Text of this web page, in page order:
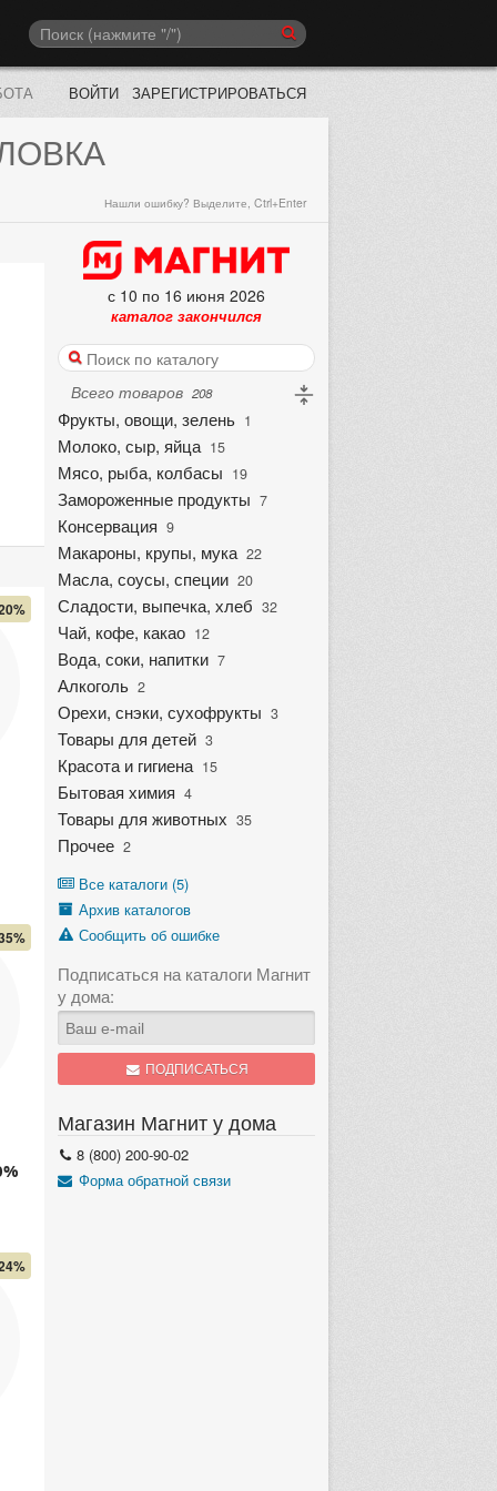
ВОЙТИ ЗАРЕГИСТРИРОВАТЬСЯ
Нашли ошибку? Выделите, Ctrl+Enter
с 10 по 16 июня 2026
каталог закончился
Всего товаров 208
Фрукты, овощи, зелень 1
Молоко, сыр, яйца 15
Мясо, рыба, колбасы 19
Замороженные продукты 7
Консервация 9
Макароны, крупы, мука 22
Масла, соусы, специи 20
Сладости, выпечка, хлеб 32
Чай, кофе, какао 12
Вода, соки, напитки 7
Алкоголь 2
Орехи, снэки, сухофрукты 3
Товары для детей 3
Красота и гигиена 15
Бытовая химия 4
Товары для животных 35
Прочее 2
Все каталоги (5)
Архив каталогов
Сообщить об ошибке
Подписаться на каталоги Магнит
у дома:
ПОДПИСАТЬСЯ
Магазин Магнит у дома
8 (800) 200-90-02
Форма обратной связи